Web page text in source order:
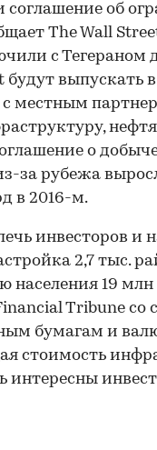
об
The Wall
с Тегераном
выпускать
местным
о
за рубежа
в 2016-м.
инвесторов и
2,7 тыс.
населения 19 млн
Tribune со
бумагам и
стоимость
интересны